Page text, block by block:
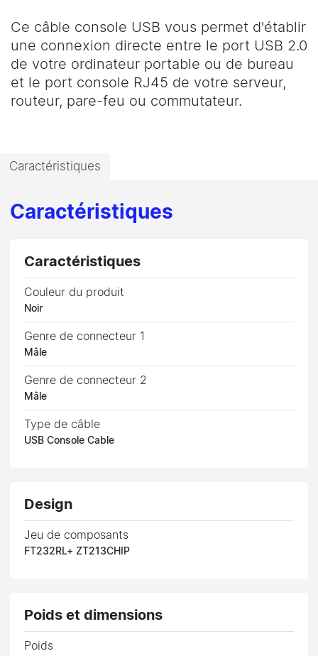
Ce câble console USB vous permet d'établir
une connexion directe entre le port USB 2.0
de votre ordinateur portable ou de bureau
et le port console RJ45 de votre serveur,
routeur, pare-feu ou commutateur.
Caractéristiques
Caractéristiques
Caractéristiques
Couleur du produit
Noir
Genre de connecteur 1
Mâle
Genre de connecteur 2
Mâle
Type de câble
USB Console Cable
Design
Jeu de composants
FT232RL+ ZT213CHIP
Poids et dimensions
Poids